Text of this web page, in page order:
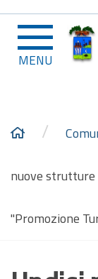
MENU
/
nuove strutture
"Promozione